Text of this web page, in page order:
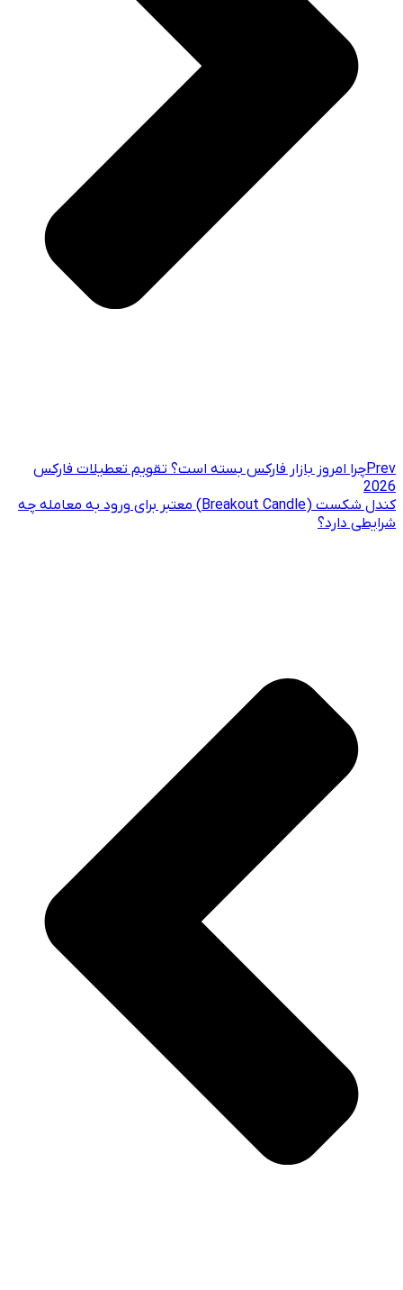
Prevچرا امروز بازار فارکس بسته است؟ تقویم تعطیلات فارکس
2026
کندل شکست (Breakout Candle) معتبر برای ورود به معامله چه
شرایطی دارد؟